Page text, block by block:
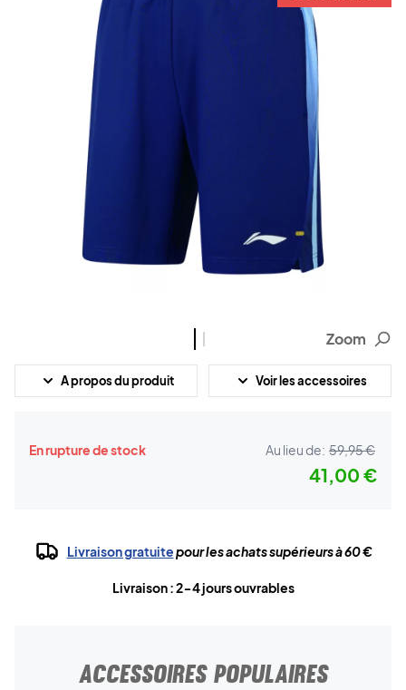
Zoom
A propos du produit Voir les accessoires
En rupture de stock Au lieu de: 59,95 €
41,00 €
Livraison gratuitepour les achats supérieurs à 60 €
Livraison : 2-4 jours ouvrables
ACCESSOIRES POPULAIRES